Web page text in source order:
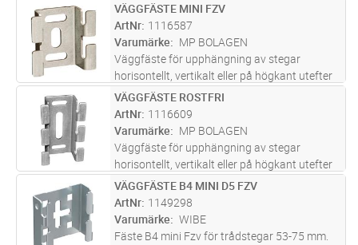
ST Lägg i kundvagn
VÄGGFÄSTE MINI FZV
ArtNr 1116587
Varumärke
MP BOLAGEN
Väggfäste för upphängning av stegar
horisontellt, vertikalt eller på högkant utefter
väggar. Främst avsedd för bredderna 55 och
75 mm.
ST Lägg i kundvagn
VÄGGFÄSTE ROSTFRI
ArtNr 1116609
Varumärke
MP BOLAGEN
Väggfäste för upphängning av stegar
horisontellt, vertikalt eller på högkant utefter
väggar. Främst avsedd för bredderna 75 och
120 mm.
ST Lägg i kundvagn
VÄGGFÄSTE B4 MINI D5 FZV
ArtNr 1149298
Varumärke
WIBE
Fäste B4 mini Fzv för trådstegar 53-75 mm.